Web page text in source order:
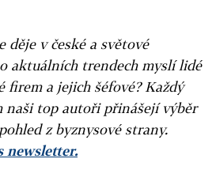
děje v české a světové
aktuálních trendech myslí lidé
firem a jejich šéfové? Každý
naši top autoři přinášejí výběr
z byznysové strany.
newsletter.